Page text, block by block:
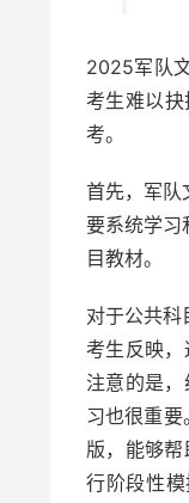
2025军队
考生难以
考。
首先，军队
要系统学习
目教材。
对于公共
考生反映
注意的是
习也很重
版，能够
行阶段性